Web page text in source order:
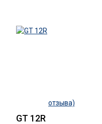
отзыва)
GT 12R